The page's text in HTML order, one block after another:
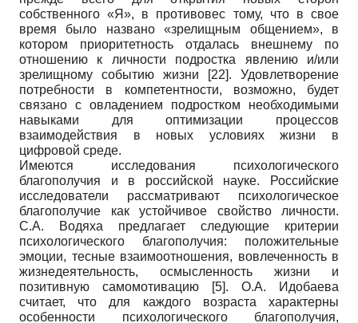
собственного «Я», в противовес тому, что в свое
время было названо «зрелищным общением», в
котором приоритетность отдалась внешнему по
отношению к личности подростка явлению и/или
зрелищному событию жизни
[22]. Удовлетворение
потребности в компетентности, возможно, будет
связано с овладением подростком необходимыми
навыками для оптимизации процессов
взаимодействия в новых условиях жизни в
цифровой среде.
Имеются исследования психологического
благополучия и в российской науке. Российские
исследователи рассматривают психологическое
благополучие как устойчивое свойство личности.
С.А. Водяха предлагает следующие критерии
психологического благополучия: положительные
эмоции, тесные взаимоотношения, вовлеченность в
жизнедеятельность, осмысленность жизни и
позитивную самомотивацию
[5]. О.А. Идобаева
считает, что для каждого возраста характерны
особенности психологического благополучия,